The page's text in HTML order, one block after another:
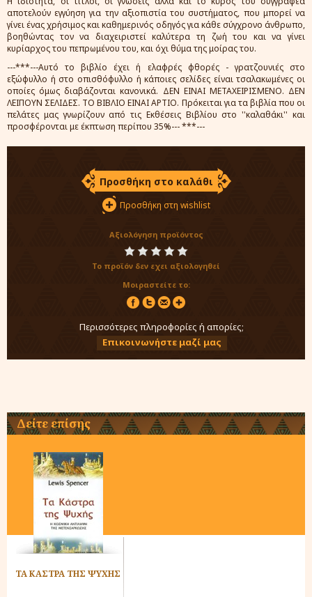
αποτελούν εγγύηση για την αξιοπιστία του συστήματος, που μπορεί να
γίνει ένας χρήσιμος και καθημερινός οδηγός για κάθε σύγχρονο άνθρωπο,
βοηθώντας τον να διαχειριστεί καλύτερα τη ζωή του και να γίνει
κυρίαρχος του πεπρωμένου του, και όχι θύμα της μοίρας του.
---***---Αυτό το βιβλίο έχει ή ελαφρές φθορές - γρατζουνιές στο
εξώφυλλο ή στο οπισθόφυλλο ή κάποιες σελίδες είναι τσαλακωμένες οι
οποίες όμως διαβάζονται κανονικά. ΔΕΝ ΕΙΝΑΙ ΜΕΤΑΧΕΙΡΙΣΜΕΝΟ. ΔΕΝ
ΛΕΙΠΟΥΝ ΣΕΛΙΔΕΣ. ΤΟ ΒΙΒΛΙΟ ΕΙΝΑΙ ΑΡΤΙΟ. Πρόκειται για τα βιβλία που οι
πελάτες μας γνωρίζουν από τις Εκθέσεις Βιβλίου στο ''καλαθάκι'' και
προσφέρονται με έκπτωση περίπου 35%--- ***---
Προσθήκη στο καλάθι
Προσθήκη στη wishlist
Αξιολόγηση προϊόντος
Το προϊόν δεν εχει αξιολογηθεί
Μοιραστείτε το:
Περισσότερες πληροφορίες ή απορίες;
Επικοινωνήστε μαζί μας
Δείτε επίσης
ΤΑ ΚΑΣΤΡΑ ΤΗΣ ΨΥΧΗΣ